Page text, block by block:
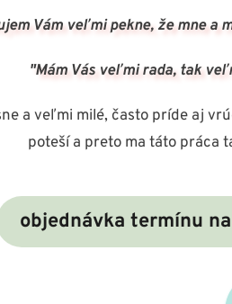
Vám veľmi pekne, že mne a
"Mám Vás veľmi rada, tak
a veľmi milé, často príde aj
poteší a preto ma táto práca
objednávka termínu